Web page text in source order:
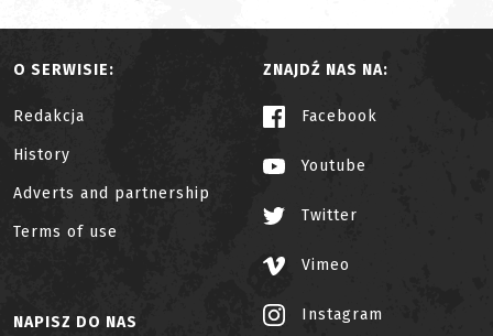
O SERWISIE:
Redakcja
History
Adverts and partnership
Terms of use
ZNAJDŹ NAS NA:
Facebook
Youtube
Twitter
Vimeo
Instagram
NAPISZ DO NAS